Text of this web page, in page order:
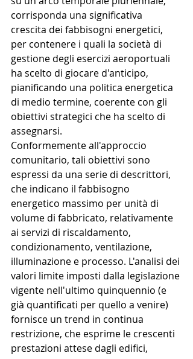
corrisponda una significativa
crescita dei fabbisogni energetici,
per contenere i quali la società di
gestione degli esercizi aeroportuali
ha scelto di giocare d'anticipo,
pianificando una politica energetica
di medio termine, coerente con gli
obiettivi strategici che ha scelto di
assegnarsi.
Conformemente all'approccio
comunitario, tali obiettivi sono
espressi da una serie di descrittori,
che indicano il fabbisogno
energetico massimo per unità di
volume di fabbricato, relativamente
ai servizi di riscaldamento,
condizionamento, ventilazione,
illuminazione e processo. L'analisi dei
valori limite imposti dalla legislazione
vigente nell'ultimo quinquennio (e
già quantificati per quello a venire)
fornisce un trend in continua
restrizione, che esprime le crescenti
prestazioni attese dagli edifici,